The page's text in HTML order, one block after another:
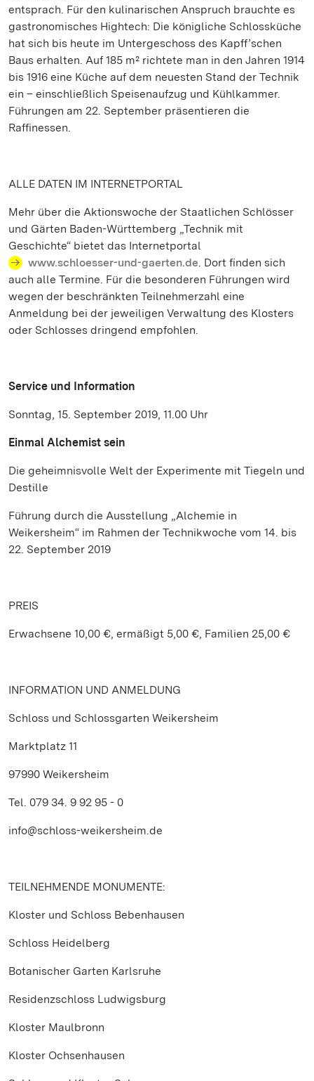
entsprach. Für den kulinarischen Anspruch brauchte es
gastronomisches Hightech: Die königliche Schlossküche
hat sich bis heute im Untergeschoss des Kapff’schen
Baus erhalten. Auf 185 m² richtete man in den Jahren 1914
bis 1916 eine Küche auf dem neuesten Stand der Technik
ein – einschließlich Speisenaufzug und Kühlkammer.
Führungen am 22. September präsentieren die
Raffinessen.
ALLE DATEN IM INTERNETPORTAL
Mehr über die Aktionswoche der Staatlichen Schlösser
und Gärten Baden-Württemberg „Technik mit
Geschichte“ bietet das Internetportal
www.schloesser-und-gaerten.de. Dort finden sich
auch alle Termine. Für die besonderen Führungen wird
wegen der beschränkten Teilnehmerzahl eine
Anmeldung bei der jeweiligen Verwaltung des Klosters
oder Schlosses dringend empfohlen.
Service und Information
Sonntag, 15. September 2019, 11.00 Uhr
Einmal Alchemist sein
Die geheimnisvolle Welt der Experimente mit Tiegeln und
Destille
Führung durch die Ausstellung „Alchemie in
Weikersheim“ im Rahmen der Technikwoche vom 14. bis
22. September 2019
PREIS
Erwachsene 10,00 €, ermäßigt 5,00 €, Familien 25,00 €
INFORMATION UND ANMELDUNG
Schloss und Schlossgarten Weikersheim
Marktplatz 11
97990 Weikersheim
Tel. 079 34. 9 92 95 - 0
info@schloss-weikersheim.de
TEILNEHMENDE MONUMENTE:
Kloster und Schloss Bebenhausen
Schloss Heidelberg
Botanischer Garten Karlsruhe
Residenzschloss Ludwigsburg
Kloster Maulbronn
Kloster Ochsenhausen